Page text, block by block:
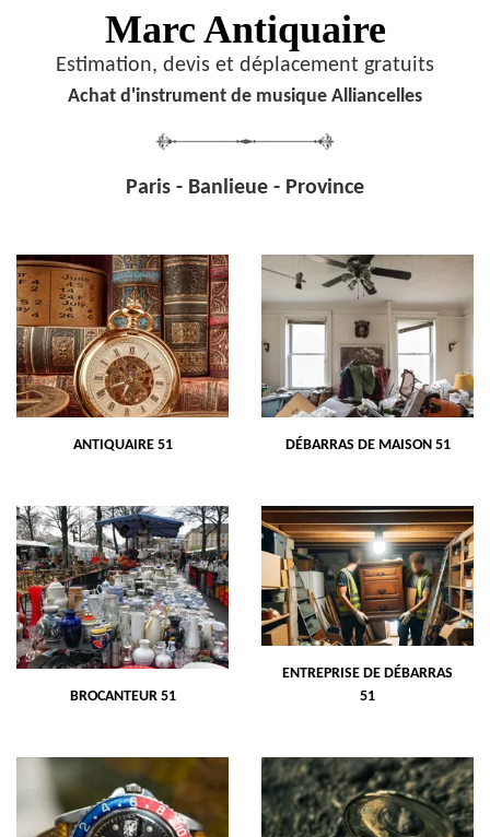
Marc Antiquaire
Estimation, devis et déplacement gratuits
Achat d'instrument de musique Alliancelles
Paris - Banlieue - Province
ANTIQUAIRE 51 DÉBARRAS DE MAISON 51
BROCANTEUR 51
ENTREPRISE DE DÉBARRAS
51